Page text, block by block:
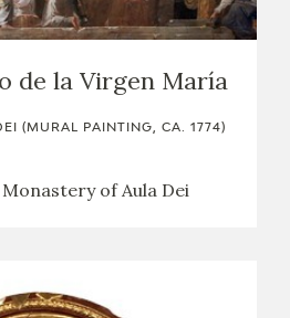
de la Virgen María
(MURAL PAINTING, CA. 1774)
of Aula Dei